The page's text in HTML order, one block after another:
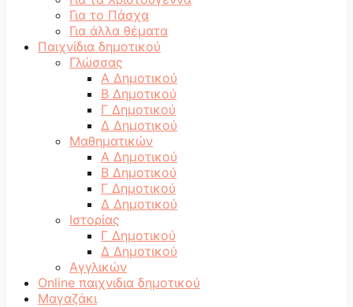
Για το Πάσχα
Για άλλα θέματα
Παιχνίδια δημοτικού
Γλώσσας
Α Δημοτικού
Β Δημοτικού
Γ Δημοτικού
Δ Δημοτικού
Μαθηματικών
Α Δημοτικού
Β Δημοτικού
Γ Δημοτικού
Δ Δημοτικού
Ιστορίας
Γ Δημοτικού
Δ Δημοτικού
Αγγλικών
Online παιχνιδια δημοτικού
Μαγαζάκι